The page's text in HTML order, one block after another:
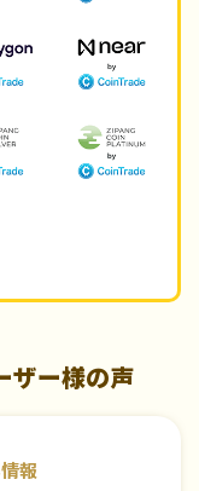
ザー様の声
報